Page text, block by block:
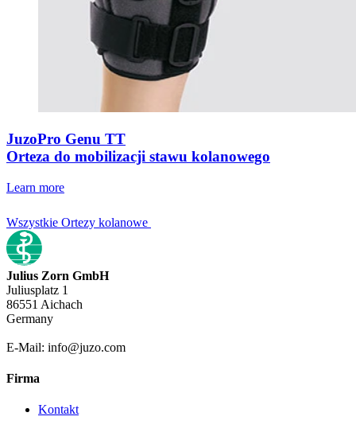
JuzoPro Genu TT
Orteza do mobilizacji stawu kolanowego
Learn more
Wszystkie Ortezy kolanowe
Julius Zorn GmbH
Juliusplatz 1
86551 Aichach
Germany
E-Mail: info@juzo.com
Firma
Kontakt